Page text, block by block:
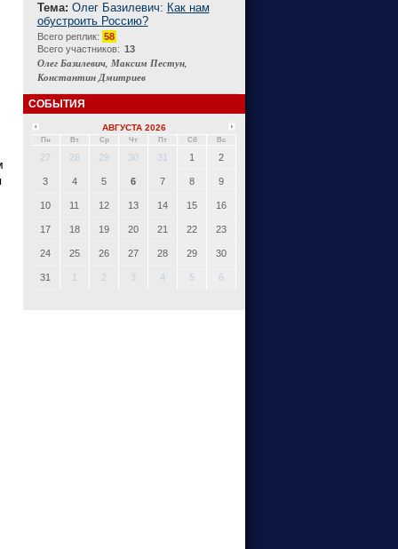
Тема: Олег Базилевич: Как нам
обустроить Россию?
Всего реплик: 58
Всего участников: 13
Олег Базилевич, Максим Пестун,
Константин Дмитриев
СОБЫТИЯ
АВГУСТА 2026
Пн Вт Ср Чт Пт Сб Вс
27 28 29 30 31 1 2
3 4 5 6 7 8 9
10 11 12 13 14 15 16
17 18 19 20 21 22 23
24 25 26 27 28 29 30
31 1 2 3 4 5 6